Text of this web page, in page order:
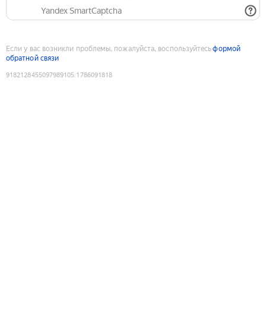
Yandex SmartCaptcha
Если у вас возникли проблемы, пожалуйста, воспользуйтесьформой
обратной связи
9182128455097989105:1786091818